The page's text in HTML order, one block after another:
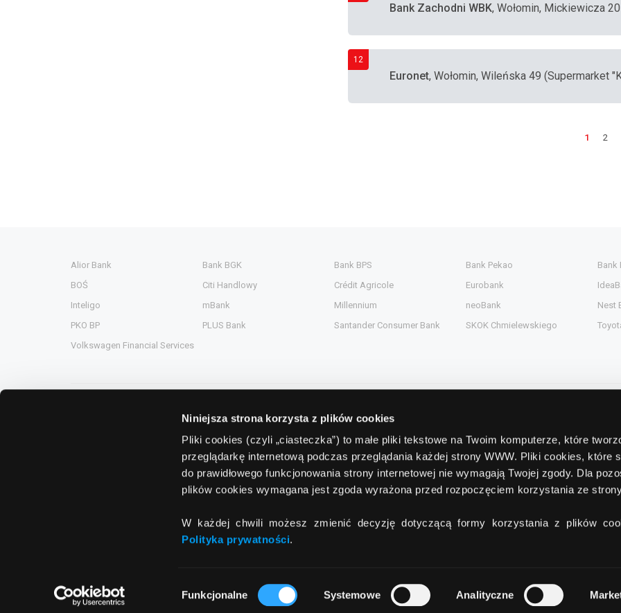
Niniejsza strona korzysta z plików cookies
Pliki cookies (czyli „ciasteczka”) to małe pliki tekstowe na Twoim komputerze, które
przeglądarkę internetową podczas przeglądania każdej strony WWW. Pliki cookies, które
do prawidłowego funkcjonowania strony internetowej nie wymagają Twojej zgody. Dla
plików cookies wymagana jest zgoda wyrażona przed rozpoczęciem korzystania ze
W każdej chwili możesz zmienić decyzję dotyczącą formy korzystania z plików
Polityka prywatności.
zgody
Funkcjonalne Systemowe Analityczne
Bank Zachodni WBK, Wołomin, Mickiewicza 20
12
Euronet, Wołomin, Wileńska 49 (Supermarket
1 2
Alior Bank Bank BGK Bank BPS Bank Pekao Bank
BOŚ
Citi Handlowy Crédit Agricole Eurobank
Inteligo
mBank Millennium neoBank Nest
PKO BP
PLUS Bank Santander Consumer Bank SKOK Chmielewskiego
Volkswagen Financial Services
ComperiaAgent.pl
ComperiaLead.pl
Comperia.pl S.A.
ul. Konstruktorska 13
(wejście C)
tel./fax:+48 22 642 91 19
© 2011 - 2026